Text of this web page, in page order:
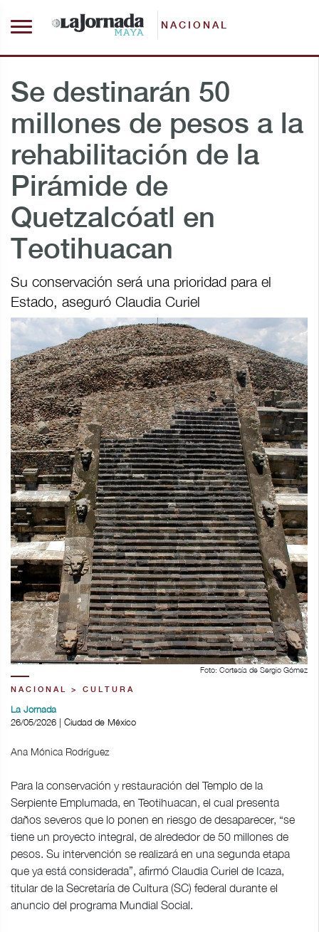
NACIONAL
Se destinarán 50
millones de pesos a la
rehabilitación de la
Pirámide de
Quetzalcóatl en
Teotihuacan
Su conservación será una prioridad para el
Estado, aseguró Claudia Curiel
Foto: Cortesía de Sergio Gómez
NACIONAL > CULTURA
La Jornada
26/05/2026 | Ciudad de México
Ana Mónica Rodríguez
Para la conservación y restauración del Templo de la
Serpiente Emplumada, en Teotihuacan, el cual presenta
daños severos que lo ponen en riesgo de desaparecer, “se
tiene un proyecto integral, de alrededor de 50 millones de
pesos. Su intervención se realizará en una segunda etapa
que ya está considerada”, afirmó Claudia Curiel de Icaza,
titular de la Secretaría de Cultura (SC) federal durante el
anuncio del programa Mundial Social.